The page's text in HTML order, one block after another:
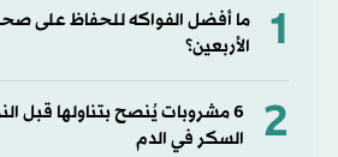
1
ما أفضل الفواكه للحفاظ على
الأربعين؟
2
6 مشروبات يُنصح بتناولها قبل
السكر في الدم